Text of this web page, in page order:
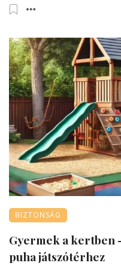
BIZTONSÁG
Gyermek a kertben
puha játszótérhez